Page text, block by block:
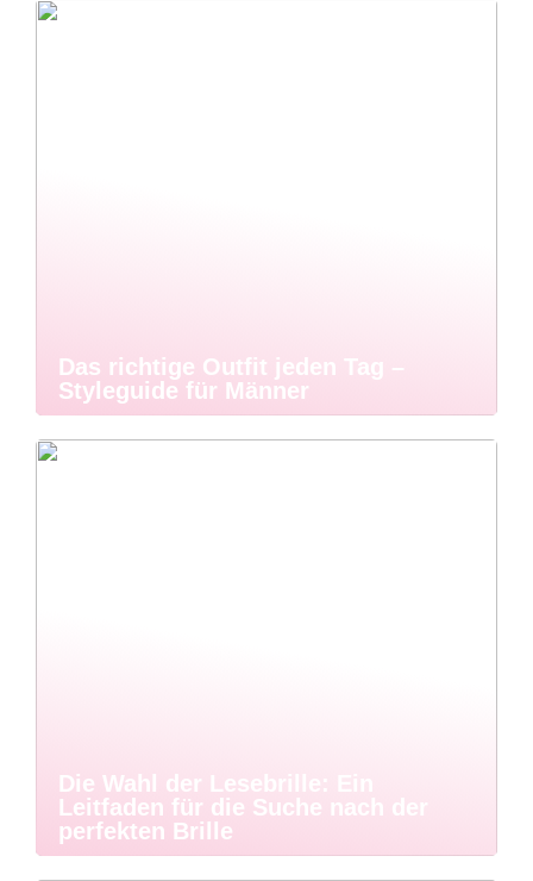
Das richtige Outfit jeden Tag –
Styleguide für Männer
Die Wahl der Lesebrille: Ein
Leitfaden für die Suche nach der
perfekten Brille